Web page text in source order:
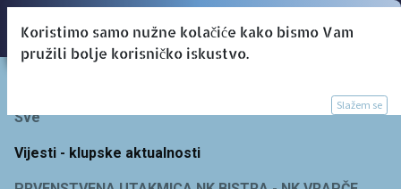
Sve
Vijesti - klupske aktualnosti
Koristimo samo nužne kolačiće kako bismo Vam
pružili bolje korisničko iskustvo.
Slažem se